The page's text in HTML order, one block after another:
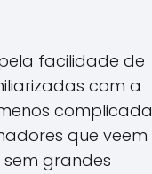
facilidade de
com a
complicada
que veem
grandes